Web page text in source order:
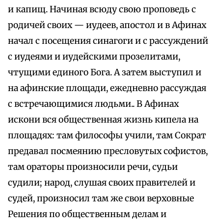
и капищ. Начиная всюду свою проповедь с
родичей своих — иудеев, апостол и в Афинах
начал с посещения синагоги и с рассуждений
с иудеями и иудейскими прозелитами,
чтущими единого Бога. А затем выступил и
на афинские площади, ежедневно рассуждая
с встречающимися людьми.. В Афинах
искони вся общественная жизнь кипела на
площадях: там философы учили, там Сократ
предавал посмеянию пресловутых софистов,
там ораторы произносили речи, судьи
судили; народ, слушая своих правителей и
судей, произносил там же свои верховные
Решения по общественным делам и